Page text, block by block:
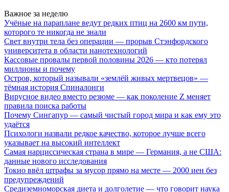
Важное за неделю
Учёные на параплане ведут редких птиц на 2600 км пути,
которого те никогда не знали
Свет внутри тела без операции — прорыв Стэнфордского
университета в области нанотехнологий
Кассовые провалы первой половины 2026 — кто потерял
миллионы и почему
Остров, который называли «землёй живых мертвецов» —
тёмная история Спиналонги
Вирусное видео вместо резюме — как поколение Z меняет
правила поиска работы
Почему Сингапур — самый чистый город мира и как ему это
удаётся
Психологи назвали редкое качество, которое лучше всего
указывает на высокий интеллект
Самая нарциссическая страна в мире — Германия, а не США:
данные нового исследования
Токио ввёл штрафы за мусор прямо на месте — 2000 иен без
предупреждений
Средиземноморская диета и долголетие — что говорит наука